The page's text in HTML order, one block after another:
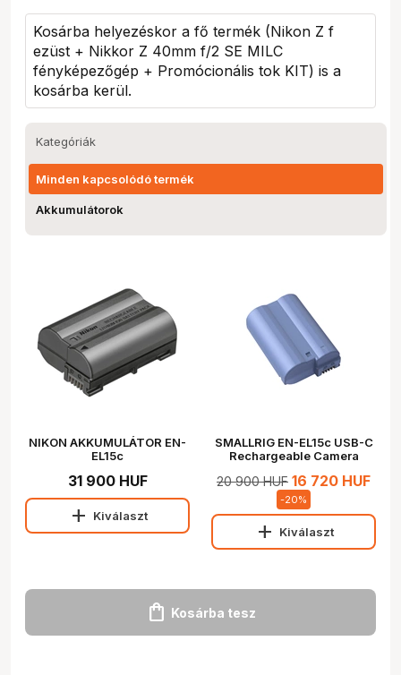
Kosárba helyezéskor a fő termék (Nikon Z f
ezüst + Nikkor Z 40mm f/2 SE MILC
fényképezőgép + Promócionális tok KIT) is a
kosárba kerül.
Kategóriák
Minden kapcsolódó termék
Akkumulátorok
NIKON AKKUMULÁTOR EN-
EL15c
31 900 HUF
add Kiválaszt
SMALLRIG EN-EL15c USB-C
Rechargeable Camera
20 900 HUF 16 720 HUF
-20%
add Kiválaszt
shopping_bag Kosárba tesz